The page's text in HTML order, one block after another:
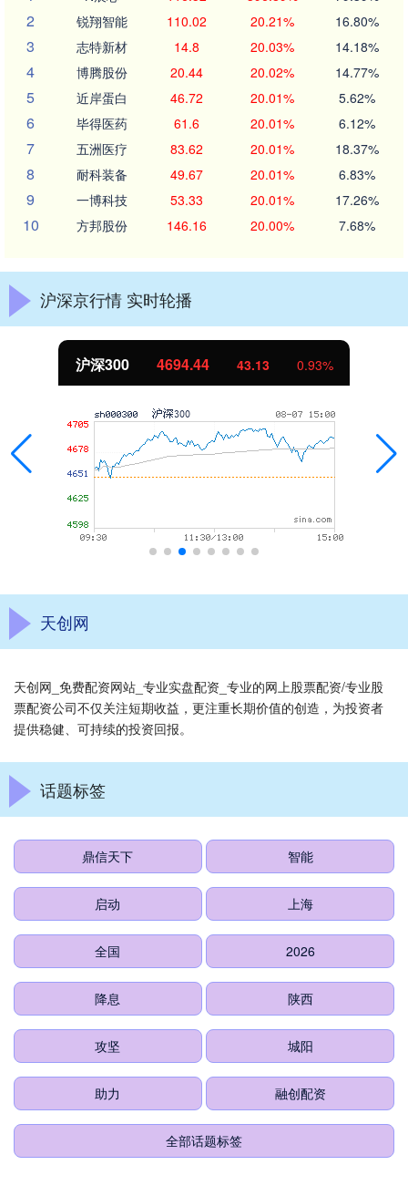
2 锐翔智能 110.02 20.21% 16.80%
3 志特新材 14.8 20.03% 14.18%
4 博腾股份 20.44 20.02% 14.77%
5 近岸蛋白 46.72 20.01% 5.62%
6 毕得医药 61.6 20.01% 6.12%
7 五洲医疗 83.62 20.01% 18.37%
8 耐科装备 49.67 20.01% 6.83%
9 一博科技 53.33 20.01% 17.26%
10 方邦股份 146.16 20.00% 7.68%
沪深京行情 实时轮播
沪深300 4694.44 43.13 0.93%
天创网
天创网_免费配资网站_专业实盘配资_专业的网上股票配资/专业股
票配资公司不仅关注短期收益，更注重长期价值的创造，为投资者
提供稳健、可持续的投资回报。
话题标签
鼎信天下 智能
启动 上海
全国 2026
降息 陕西
攻坚 城阳
助力 融创配资
全部话题标签